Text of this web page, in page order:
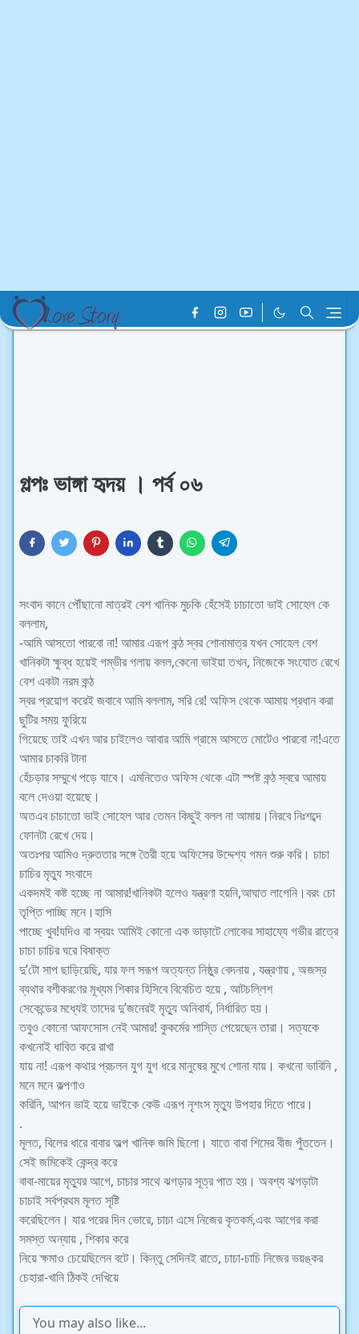
গল্পঃ ভাঙ্গা হৃদয় । পর্ব ০৬
সংবাদ কানে পৌঁছানো মাত্রই বেশ খানিক মুচকি হেঁসেই চাচাতো ভাই সোহেল কে
বললাম,
-আমি আসতো পারবো না! আমার এরূপ কন্ঠ স্বর শোনামাত্র যখন সোহেল বেশ
খানিকটা ক্ষুব্ধ হয়েই গম্ভীর গলায় বলল,কেনো ভাইয়া তখন, নিজেকে সংযোত রেখে
বেশ একটা নরম কন্ঠ
স্বর প্রয়োগ করেই জবাবে আমি বললাম, সরি রে! অফিস থেকে আমায় প্রধান করা
ছুটির সময় ফুরিয়ে
গিয়েছে তাই এখন আর চাইলেও আবার আমি গ্রামে আসতে মোটেও পারবো না!এতে
আমার চাকরি টানা
হেঁচড়ার সম্মুখে পড়ে যাবে। এমনিতেও অফিস থেকে এটা স্পষ্ট কন্ঠ স্বরে আমায়
বলে দেওয়া হয়েছে।
অতএব চাচাতো ভাই সোহেল আর তেমন কিছুই বলল না আমায়।নিরবে নিঃশব্দে
ফোনটা রেখে দেয়।
অতঃপর আমিও দ্রুততার সঙ্গে তৈরী হয়ে অফিসের উদ্দেশ্য গমন শুরু করি। চাচা
চাচির মৃত্যু সংবাদে
একদমই কষ্ট হচ্ছে না আমার!খানিকটা হলেও যন্ত্রণা হয়নি,আঘাত লাগেনি।বরং চো
তৃপ্তি পাচ্ছি মনে।হাসি
পাচ্ছে খুব!যদিও বা স্বয়ং আমিই কোনো এক ভাড়াটে লোকের সাহায্যে গভীর রাত্রে
চাচা চাচির ঘরে বিষাক্ত
দু’টো সাপ ছাড়িয়েছি, যার ফল সরূপ অত্যন্ত নিষ্ঠুর বেদনায় , যন্ত্রণায় , অজস্র
ব্যথার বশীকরণের মূখ্যম শিকার হিসিবে বিবেচিত হয়ে , আটচল্লিশ
সেকেন্ডের মধ্যেই তাদের দু’জনেরই মৃত্যু অনিবার্য, নির্ধারিত হয়।
তবুও কোনো আফসোস নেই আমার! কুকর্মের শাস্তি পেয়েছেন তারা। সত্যকে
কখনোই ধাবিত করে রাখা
যায় না! এরূপ কথার প্রচলন যুগ যুগ ধরে মানুষের মুখে শোনা যায়। কখনো ভাবিনি ,
মনে মনে কল্পণাও
করিনি, আপন ভাই হয়ে ভাইকে কেউ এরূপ নৃশংস মৃত্যু উপহার দিতে পারে।
.
মূলত, বিলের ধারে বাবার অল্প খানিক জমি ছিলো। যাতে বাবা শিমের বীজ পুঁততেন।
সেই জমিকেই কেন্দ্র করে
বাবা-মায়ের মৃত্যুর আগে, চাচার সাথে ঝগড়ার সূত্র পাত হয়। অবশ্য ঝগড়াটা
চাচাই সর্বপ্রথম মূলত সৃষ্টি
করেছিলেন। যার পরের দিন ভোরে, চাচা এসে নিজের কৃতকর্ম,এবং আগের করা
সমস্ত অন্যায় , শিকার করে
নিয়ে ক্ষমাও চেয়েছিলেন বটে। কিন্তু সেদিনই রাতে, চাচা-চাচি নিজের ভয়ঙ্কর
চেহারা-খানি ঠিকই দেখিয়ে
You may also like...